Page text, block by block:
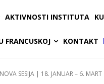
AKTIVNOSTI INSTITUTA
FRANCUSKOJ KONTAKT
SESIJA | 18. JANUAR – 6.